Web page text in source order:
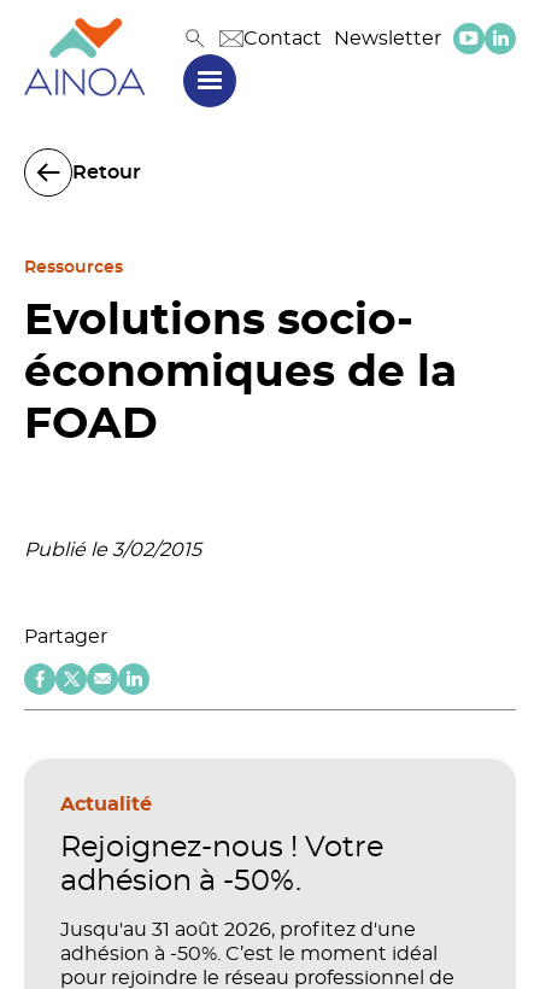
Contact Newsletter
Retour
Ressources
Evolutions socio-
économiques de la
FOAD
Publié le 3/02/2015
Partager
Actualité
Rejoignez-nous ! Votre
adhésion à -50%.
Jusqu'au 31 août 2026, profitez d'une
adhésion à -50%. C’est le moment idéal
pour rejoindre le réseau professionnel de